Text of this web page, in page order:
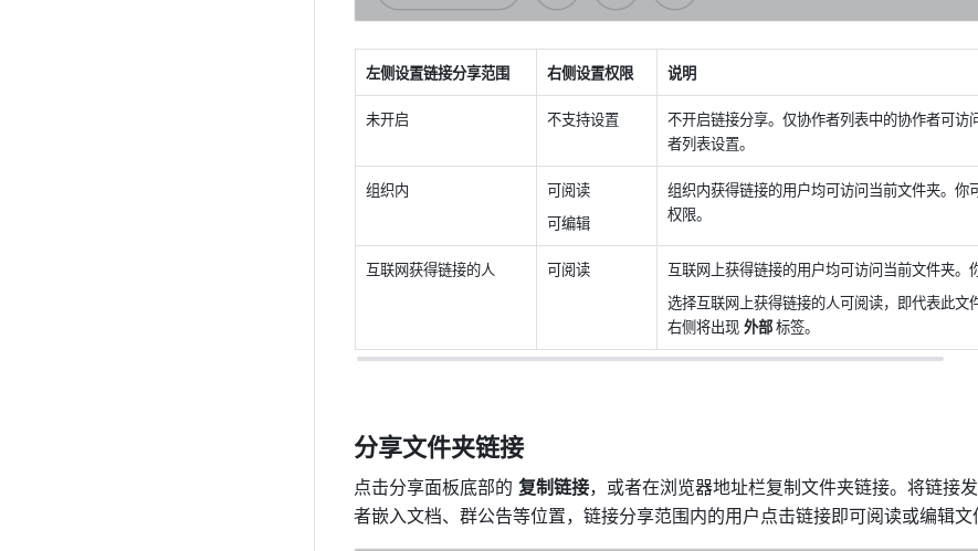
左侧设置链接分享范围 右侧设置权限 说明
未开启 不支持设置
不开启链接分享。仅协作者列表中的协作者可访
者列表设置。
组织内
可阅读
可编辑
组织内获得链接的用户均可访问当前文件夹。你
权限。
互联网获得链接的人 可阅读
互联网上获得链接的用户均可访问当前文件夹。
选择互联网上获得链接的人可阅读，即代表此文
右侧将出现 外部 标签。
分享文件夹链接
点击分享面板底部的 复制链接，或者在浏览器地址栏复制文件夹链接。将链接
者嵌入文档、群公告等位置，链接分享范围内的用户点击链接即可阅读或编辑文